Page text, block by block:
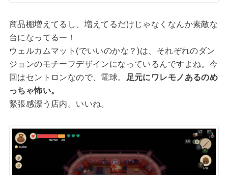
商品棚増えてるし、増えてるだけじゃなくなんか素敵な
台になってるー！
ウェルカムマット(でいいのかな？)は、それぞれのダン
ジョンのモチーフデザインになっているんですよね。今
回はセントロンなので、電球。
足元にワレモノあるのめ
っちゃ怖い。
緊張感漂う店内。いいね。